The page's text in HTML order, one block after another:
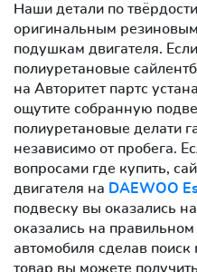
Наши детали по
оригинальным
подушкам двигателя.
полиуретановые
на Авторитет партс
ощутите собранную
полиуретановые делати
независимо от пробега.
вопросами где купить,
двигателя на DAEWOO
подвеску вы оказались
оказались на правильном
автомобиля сделав
товар вы можете